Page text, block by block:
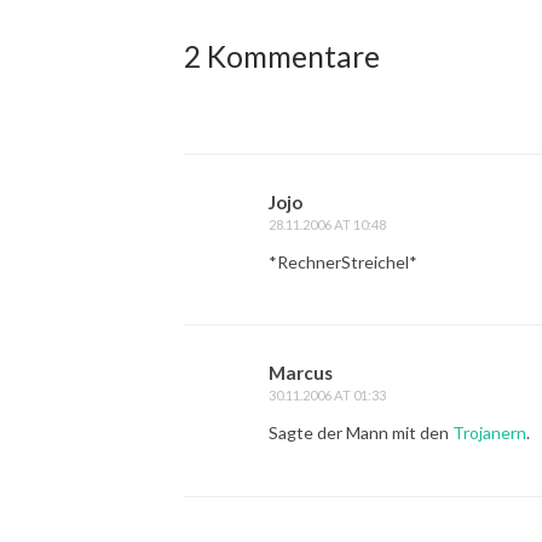
2 Kommentare
Jojo
28.11.2006 AT 10:48
*RechnerStreichel*
Marcus
30.11.2006 AT 01:33
Sagte der Mann mit den Trojanern.